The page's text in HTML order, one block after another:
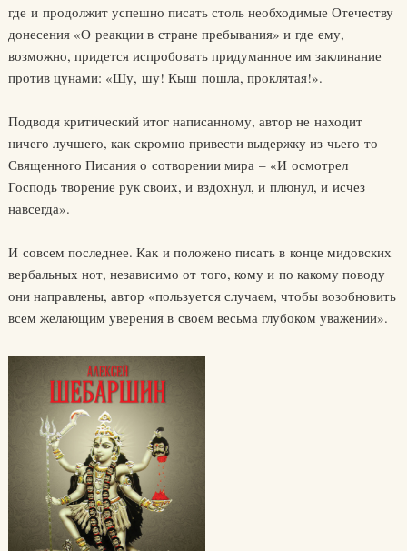
где и продолжит успешно писать столь необходимые Отечеству
донесения «О реакции в стране пребывания» и где ему,
возможно, придется испробовать придуманное им заклинание
против цунами: «Шу, шу! Кыш пошла, проклятая!».
Подводя критический итог написанному, автор не находит
ничего лучшего, как скромно привести выдержку из чьего-то
Священного Писания о сотворении мира – «И осмотрел
Господь творение рук своих, и вздохнул, и плюнул, и исчез
навсегда».
И совсем последнее. Как и положено писать в конце мидовских
вербальных нот, независимо от того, кому и по какому поводу
они направлены, автор «пользуется случаем, чтобы возобновить
всем желающим уверения в своем весьма глубоком уважении».